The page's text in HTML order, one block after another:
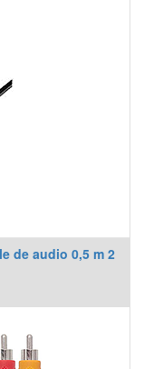
de audio 0,5 m 2